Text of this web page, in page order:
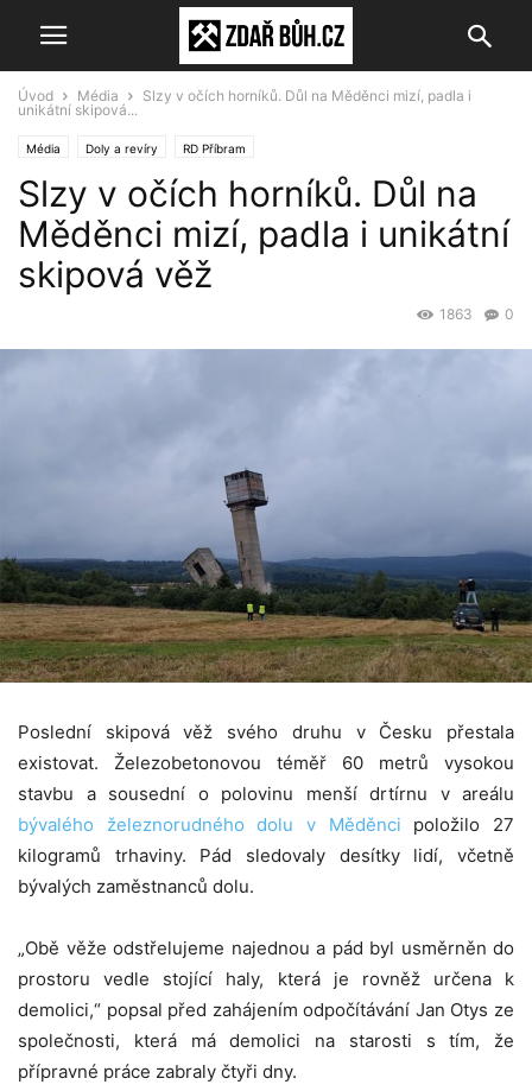
Úvod Média
Slzy v očích horníků. Důl na Měděnci mizí, padla i
unikátní skipová...
Média Doly a revíry RD Příbram
Slzy v očích horníků. Důl na
Měděnci mizí, padla i unikátní
skipová věž
0
1863
Poslední skipová věž svého druhu v Česku přestala
existovat. Železobetonovou téměř 60 metrů vysokou
stavbu a sousední o polovinu menší drtírnu v areálu
bývalého železnorudného dolu v Měděnci položilo 27
kilogramů trhaviny. Pád sledovaly desítky lidí, včetně
bývalých zaměstnanců dolu.
„Obě věže odstřelujeme najednou a pád byl usměrněn do
prostoru vedle stojící haly, která je rovněž určena k
demolici,“ popsal před zahájením odpočítávání Jan Otys ze
společnosti, která má demolici na starosti s tím, že
přípravné práce zabraly čtyři dny.